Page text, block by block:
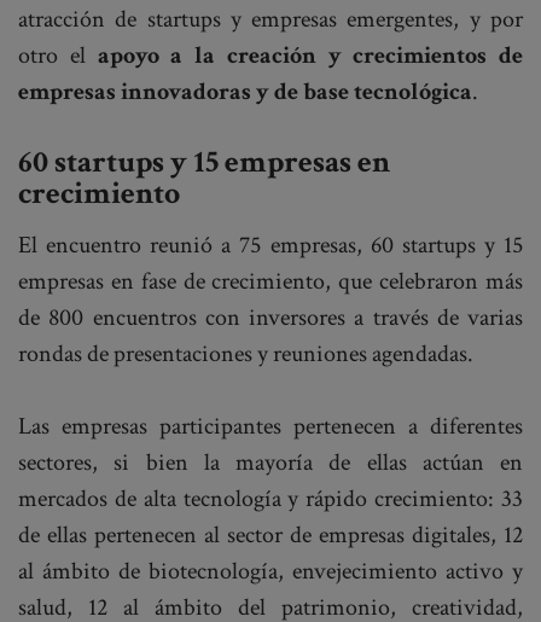
atracción de startups y empresas emergentes, y por
otro el apoyo a la creación y crecimientos de
empresas innovadoras y de base tecnológica.
60 startups y 15 empresas en
crecimiento
El encuentro reunió a 75 empresas, 60 startups y 15
empresas en fase de crecimiento, que celebraron más
de 800 encuentros con inversores a través de varias
rondas de presentaciones y reuniones agendadas.
Las empresas participantes pertenecen a diferentes
sectores, si bien la mayoría de ellas actúan en
mercados de alta tecnología y rápido crecimiento: 33
de ellas pertenecen al sector de empresas digitales, 12
al ámbito de biotecnología, envejecimiento activo y
salud, 12 al ámbito del patrimonio, creatividad,